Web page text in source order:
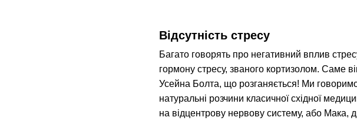
Відсутність стресу
Багато говорять про негативний вплив
гормону стресу, званого кортизолом. Саме
Усейна Болта, що розганяється! Ми
натуральні розчини класичної східної
на відцентрову нервову систему, або Мака,